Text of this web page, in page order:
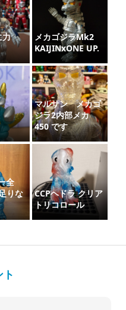
力
メカゴジラMk2
KAIJINxONE UP.
マルサン メカゴ
ジラ2内部メカ
450 です
全
りな
CCPヘドラ クリア
トリコロール
ト